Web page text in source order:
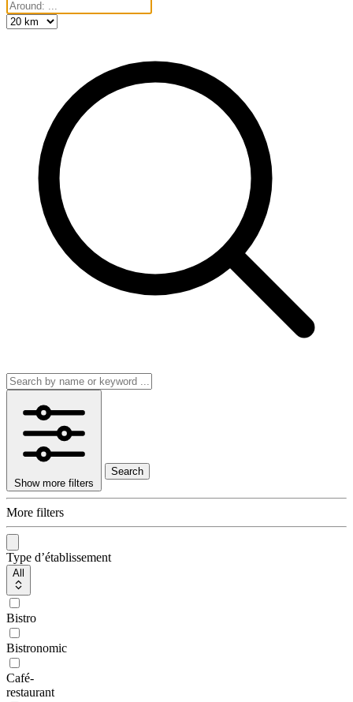
Show more filters
Search
More filters
Type d’établissement
All
Bistro
Bistronomic
Café-
restaurant